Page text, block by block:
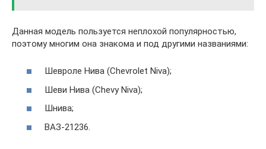
Данная модель пользуется неплохой популярностью,
поэтому многим она знакома и под другими названиями:
Шевроле Нива (Chevrolet Niva);
Шеви Нива (Chevy Niva);
Шнива;
ВАЗ-21236.